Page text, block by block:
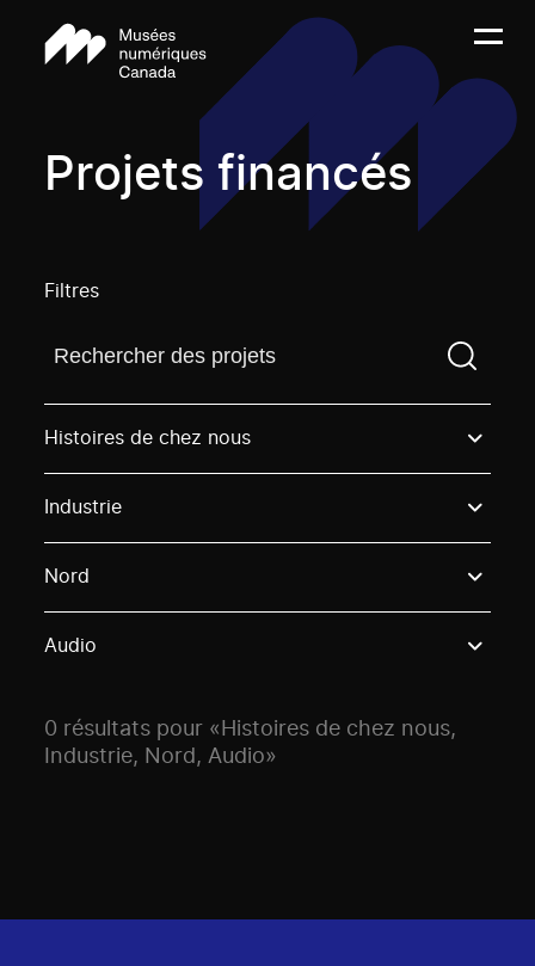
Projets financés
Filtres
Trouvez un projetVous devez saisir un terme de
Histoires de chez nous
Industrie
Nord
Audio
0 résultats pour «Histoires de chez nous,
Industrie, Nord, Audio»